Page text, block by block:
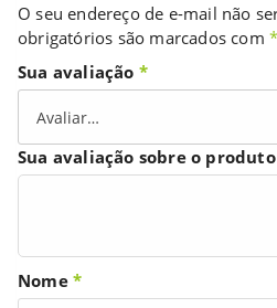
O seu endereço de e-mail não
obrigatórios são marcados com *
Sua avaliação *
Sua avaliação sobre o produto
Nome *